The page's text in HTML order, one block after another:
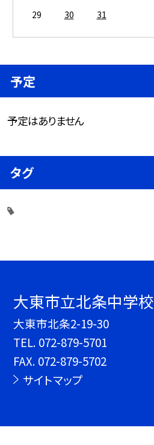
29
30 31
予定
予定はありません
タグ
大東市立北条中学校
大東市北条2-19-30
TEL. 072-879-5701
FAX. 072-879-5702
サイトマップ